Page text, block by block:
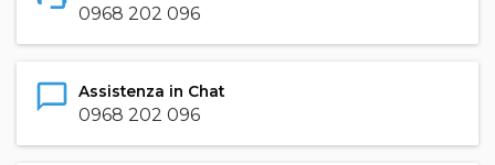
0968 202 096
chat_bubble_outline Assistenza in Chat
0968 202 096